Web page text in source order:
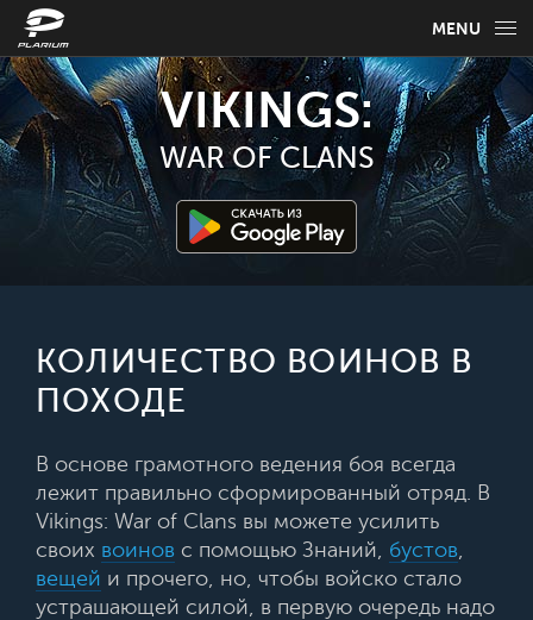
MENU
НОВОСТИ
ИГРОВАЯ ИНФОРМАЦИЯ
РУКОВОДСТВО ПО ИГРЕ
Русский
VIKINGS:
WAR OF CLANS
КОЛИЧЕСТВО ВОИНОВ В
ПОХОДЕ
В основе грамотного ведения боя всегда
лежит правильно сформированный отряд. В
Vikings: War of Clans вы можете усилить
своих воинов с помощью Знаний, бустов,
вещей и прочего, но, чтобы войско стало
устрашающей силой, в первую очередь надо